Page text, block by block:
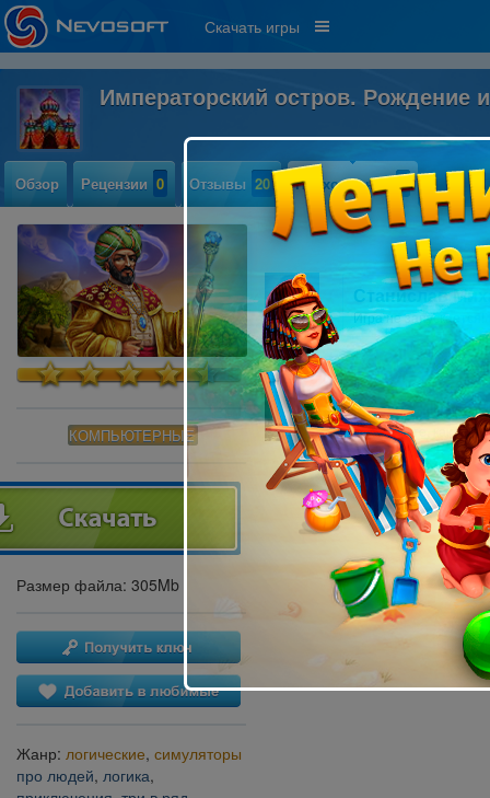
Скачать игры
Императорский остров. Рождение
Обзор Рецензии 0 Отзывы 20 Прохождение 2
КОМПЬЮТЕРНЫЕ
Размер файла: 305Mb
Жанр: логические, симуляторы
про людей, логика,
Станислав
Игра не запускается!
Влагу
подскажите, как